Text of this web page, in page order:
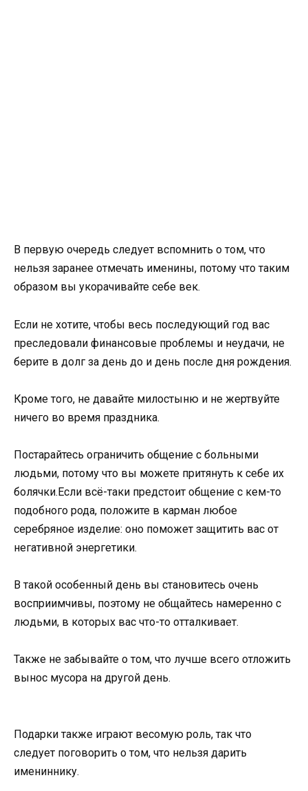
В первую очередь следует вспомнить о том, что
нельзя заранее отмечать именины, потому что таким
образом вы укорачивайте себе век.
Если не хотите, чтобы весь последующий год вас
преследовали финансовые проблемы и неудачи, не
берите в долг за день до и день после дня рождения.
Кроме того, не давайте милостыню и не жертвуйте
ничего во время праздника.
Постарайтесь ограничить общение с больными
людьми, потому что вы можете притянуть к себе их
болячки.Если всё-таки предстоит общение с кем-то
подобного рода, положите в карман любое
серебряное изделие: оно поможет защитить вас от
негативной энергетики.
В такой особенный день вы становитесь очень
восприимчивы, поэтому не общайтесь намеренно с
людьми, в которых вас что-то отталкивает.
Также не забывайте о том, что лучше всего отложить
вынос мусора на другой день.
Подарки также играют весомую роль, так что
следует поговорить о том, что нельзя дарить
имениннику.